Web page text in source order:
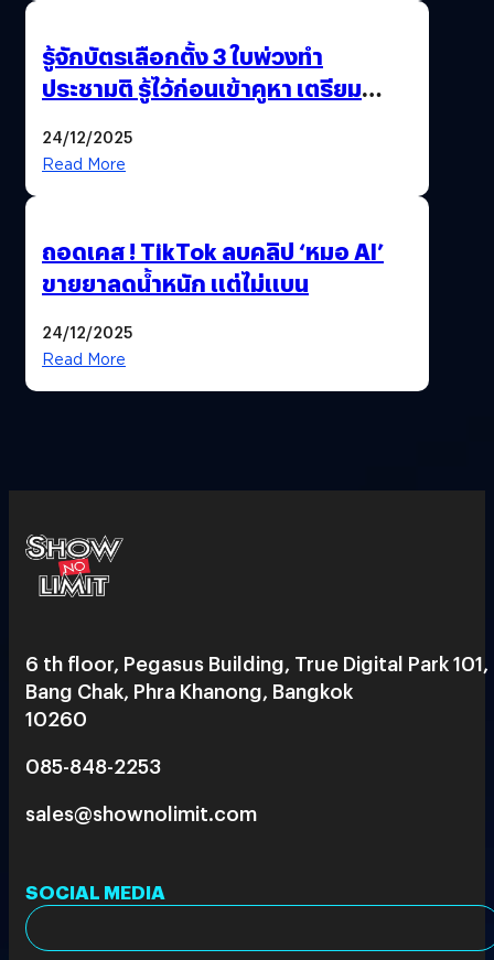
รู้จักบัตรเลือกตั้ง 3 ใบพ่วงทำ
ประชามติ รู้ไว้ก่อนเข้าคูหา เตรียม
24/12/2025
Read More
ถอดเคส ! TikTok ลบคลิป ‘หมอ AI’
ขายยาลดน้ำหนัก แต่ไม่แบน
24/12/2025
Read More
6 th floor, Pegasus Building, True Digital Park 101,
Bang Chak, Phra Khanong, Bangkok
10260
085-848-2253
sales@shownolimit.com
SOCIAL MEDIA